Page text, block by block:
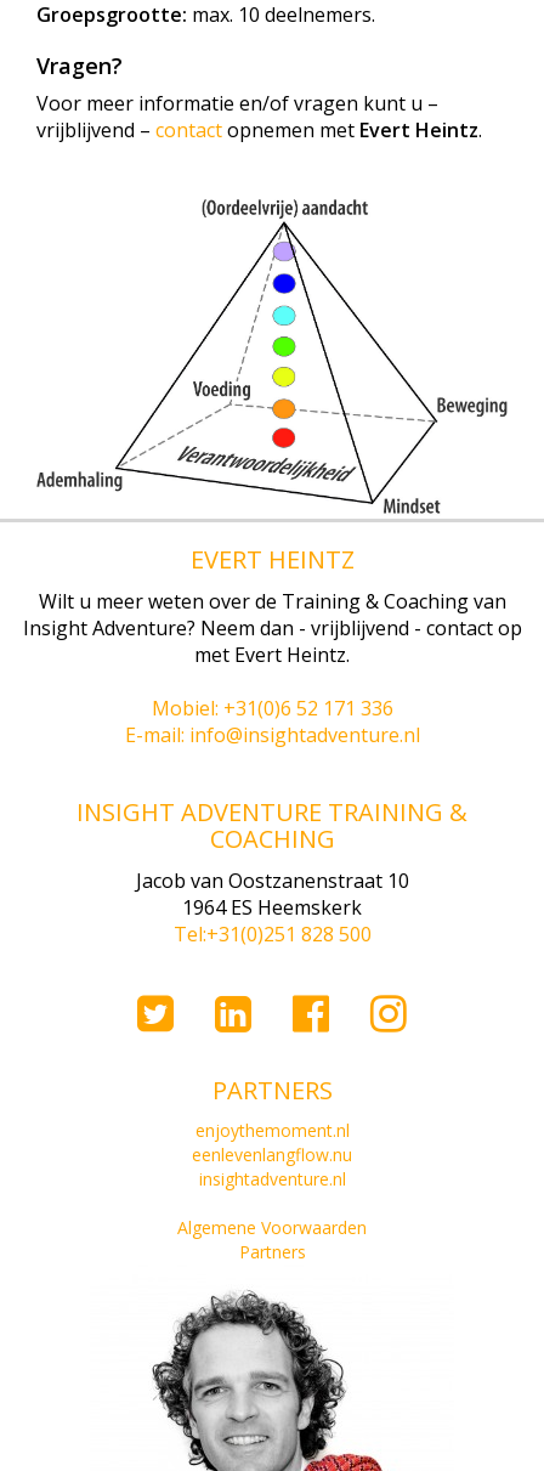
Groepsgrootte: max. 10 deelnemers.
Vragen?
Voor meer informatie en/of vragen kunt u –
vrijblijvend – contactopnemen met Evert Heintz.
EVERT HEINTZ
Wilt u meer weten over de Training & Coaching van
Insight Adventure? Neem dan - vrijblijvend - contact op
met Evert Heintz.
Mobiel: +31(0)6 52 171 336
E-mail: info@insightadventure.nl
INSIGHT ADVENTURE TRAINING &
COACHING
Jacob van Oostzanenstraat 10
1964 ES Heemskerk
Tel:+31(0)251 828 500
PARTNERS
enjoythemoment.nl
eenlevenlangflow.nu
insightadventure.nl
Algemene Voorwaarden
Partners